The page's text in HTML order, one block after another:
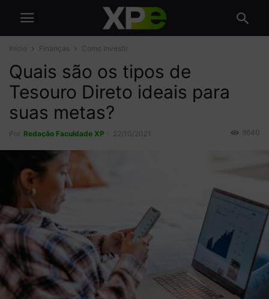
Início Finanças Como Investir
Quais são os tipos de
Tesouro Direto ideais para
suas metas?
Por Redação Faculdade XP 22/10/2021 8640